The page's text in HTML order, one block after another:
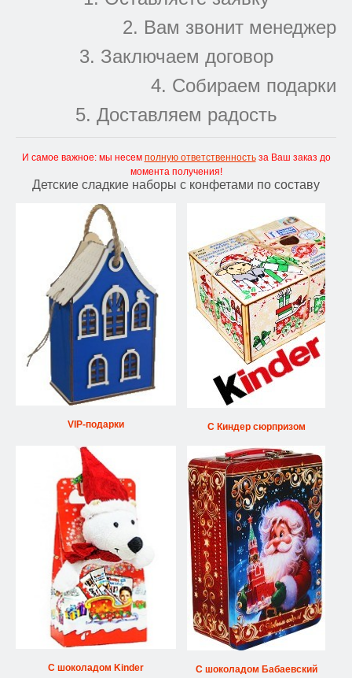
2. Вам звонит менеджер
3. Заключаем договор
4. Собираем подарки
5. Доставляем радость
И самое важное: мы несем полную ответственностьза Ваш заказ до
момента получения!
Детские сладкие наборы с конфетами по составу
VIP-подарки С Киндер сюрпризом
С шоколадом Kinder С шоколадом Бабаевский